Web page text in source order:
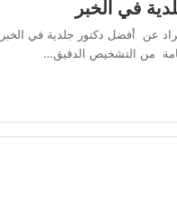
في الخبر
عن أفضل دكتور جلدية في
من التشخيص الدقيق…